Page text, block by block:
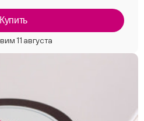
Купить